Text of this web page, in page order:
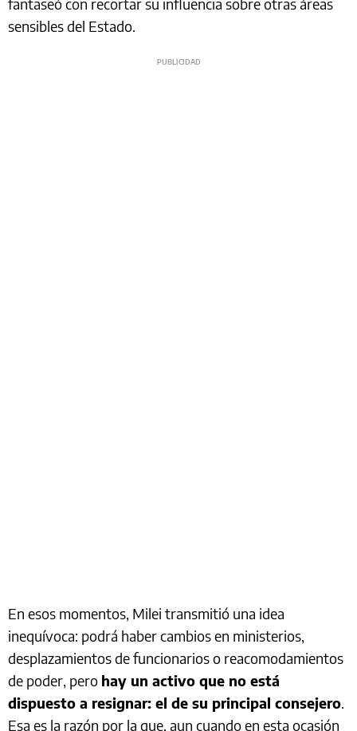
fantaseó con recortar su influencia sobre otras áreas
sensibles del Estado.
En esos momentos, Milei transmitió una idea
inequívoca: podrá haber cambios en ministerios,
desplazamientos de funcionarios o reacomodamientos
de poder, pero hay un activo que no está
dispuesto a resignar: el de su principal consejero.
Esa es la razón por la que, aun cuando en esta ocasión